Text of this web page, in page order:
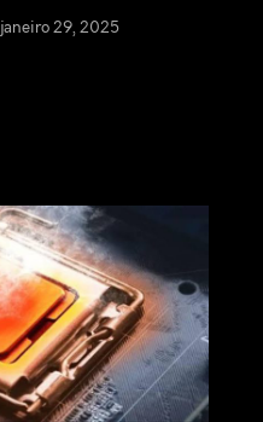
janeiro 29, 2025